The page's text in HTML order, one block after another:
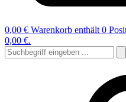
0,00 € Warenkorb enthält 0
0,00 €.